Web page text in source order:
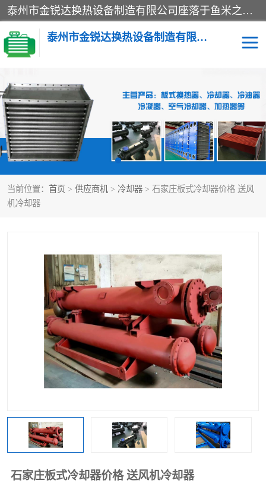
泰州市金锐达换热设备制造有限公司座落于鱼米之乡、祥泰之州一江苏泰州。是一家多年从事换热设备研究、设计、制造、销售、服务于一体的生产企业。
泰州市金锐达换热设备制造有限公司
当前位置： 首页 > 供应商机 > 冷却器 > 石家庄板式冷却器价格 送风
机冷却器
石家庄板式冷却器价格 送风机冷却器
冷却器 换热器
散热器 预热器
热交换器